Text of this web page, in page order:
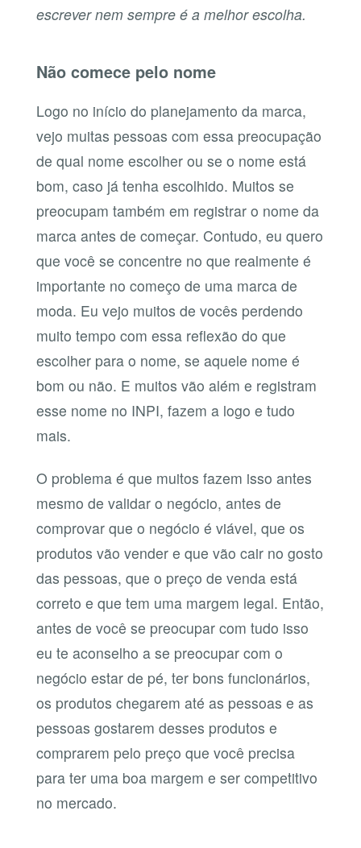
escrever nem sempre é a melhor escolha.
Não comece pelo nome
Logo no início do planejamento da marca,
vejo muitas pessoas com essa preocupação
de qual nome escolher ou se o nome está
bom, caso já tenha escolhido. Muitos se
preocupam também em registrar o nome da
marca antes de começar. Contudo, eu quero
que você se concentre no que realmente é
importante no começo de uma marca de
moda. Eu vejo muitos de vocês perdendo
muito tempo com essa reflexão do que
escolher para o nome, se aquele nome é
bom ou não. E muitos vão além e registram
esse nome no INPI, fazem a logo e tudo
mais.
O problema é que muitos fazem isso antes
mesmo de validar o negócio, antes de
comprovar que o negócio é viável, que os
produtos vão vender e que vão cair no gosto
das pessoas, que o preço de venda está
correto e que tem uma margem legal. Então,
antes de você se preocupar com tudo isso
eu te aconselho a se preocupar com o
negócio estar de pé, ter bons funcionários,
os produtos chegarem até as pessoas e as
pessoas gostarem desses produtos e
comprarem pelo preço que você precisa
para ter uma boa margem e ser competitivo
no mercado.